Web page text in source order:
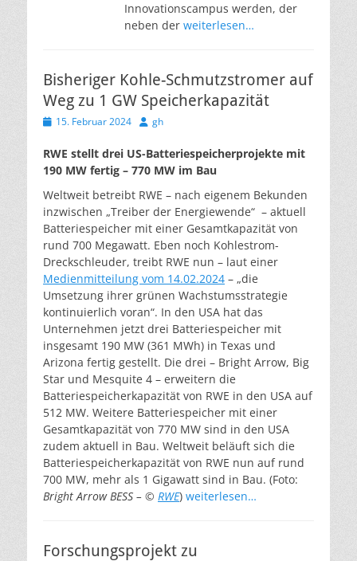
Innovationscampus werden, der
neben der weiterlesen…
Bisheriger Kohle-Schmutzstromer auf
Weg zu 1 GW Speicherkapazität
Veröffentlicht
15. Februar 2024 Autor
gh
RWE stellt drei US-Batteriespeicherprojekte mit
190 MW fertig – 770 MW im Bau
Weltweit betreibt RWE – nach eigenem Bekunden
inzwischen „Treiber der Energiewende“ – aktuell
Batteriespeicher mit einer Gesamtkapazität von
rund 700 Megawatt. Eben noch Kohlestrom-
Dreckschleuder, treibt RWE nun – laut einer
Medienmitteilung vom 14.02.2024 – „die
Umsetzung ihrer grünen Wachstumsstrategie
kontinuierlich voran“. In den USA hat das
Unternehmen jetzt drei Batteriespeicher mit
insgesamt 190 MW (361 MWh) in Texas und
Arizona fertig gestellt. Die drei – Bright Arrow, Big
Star und Mesquite 4 – erweitern die
Batteriespeicherkapazität von RWE in den USA auf
512 MW. Weitere Batteriespeicher mit einer
Gesamtkapazität von 770 MW sind in den USA
zudem aktuell in Bau. Weltweit beläuft sich die
Batteriespeicherkapazität von RWE nun auf rund
700 MW, mehr als 1 Gigawatt sind in Bau. (Foto:
Bright Arrow BESS – © RWE) weiterlesen…
Forschungsprojekt zu